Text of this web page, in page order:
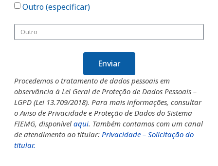
Outro (especificar)
Enviar
Procedemos o tratamento de dados pessoais em
observância à Lei Geral de Proteção de Dados Pessoais –
LGPD (Lei 13.709/2018). Para mais informações, consultar
o Aviso de Privacidade e Proteção de Dados do Sistema
FIEMG, disponível aqui. Também contamos com um canal
de atendimento ao titular: Privacidade – Solicitação do
titular.